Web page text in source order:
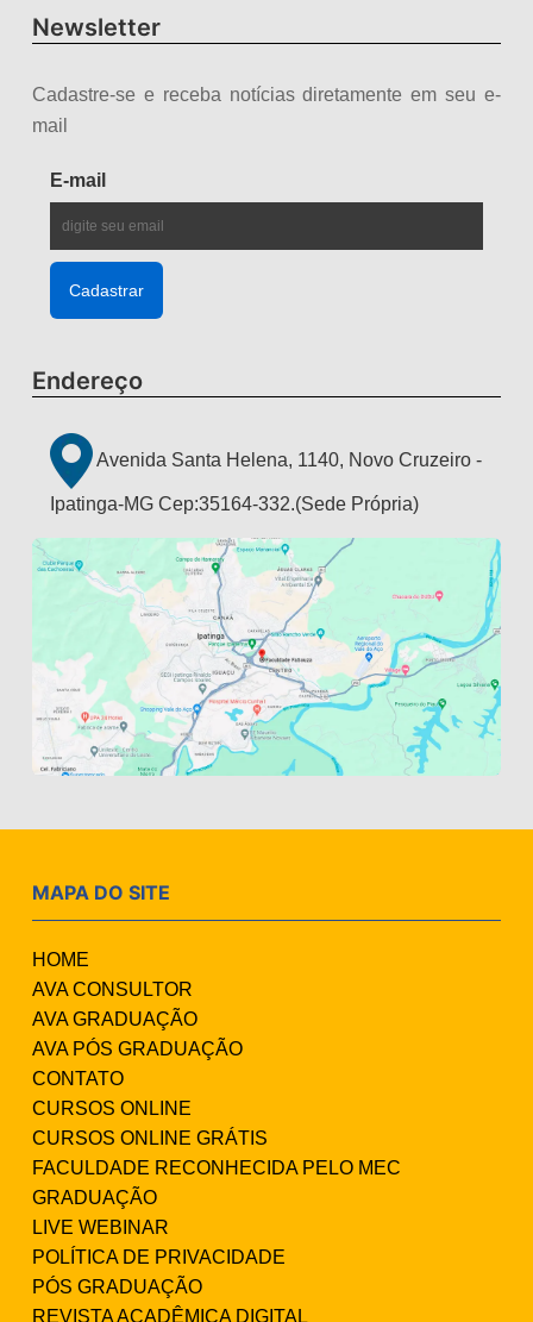
Newsletter
Cadastre-se e receba notícias diretamente em seu e-
mail
E-mail
Endereço
Avenida Santa Helena, 1140, Novo Cruzeiro -
Ipatinga-MG Cep:35164-332.(Sede Própria)
MAPA DO SITE
HOME
AVA CONSULTOR
AVA GRADUAÇÃO
AVA PÓS GRADUAÇÃO
CONTATO
CURSOS ONLINE
CURSOS ONLINE GRÁTIS
FACULDADE RECONHECIDA PELO MEC
GRADUAÇÃO
LIVE WEBINAR
POLÍTICA DE PRIVACIDADE
PÓS GRADUAÇÃO
REVISTA ACADÊMICA DIGITAL